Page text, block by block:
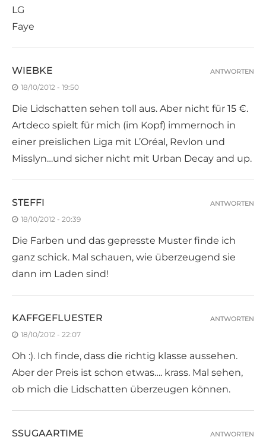
LG
Faye
WIEBKE
18/10/2012 - 19:50
Die Lidschatten sehen toll aus. Aber nicht für 15 €.
Artdeco spielt für mich (im Kopf) immernoch in
einer preislichen Liga mit L’Oréal, Revlon und
Misslyn…und sicher nicht mit Urban Decay and up.
ANTWORTEN
STEFFI
18/10/2012 - 20:39
Die Farben und das gepresste Muster finde ich
ganz schick. Mal schauen, wie überzeugend sie
dann im Laden sind!
ANTWORTEN
KAFFGEFLUESTER
18/10/2012 - 22:07
Oh :). Ich finde, dass die richtig klasse aussehen.
Aber der Preis ist schon etwas…. krass. Mal sehen,
ob mich die Lidschatten überzeugen können.
ANTWORTEN
SSUGAARTIME ANTWORTEN